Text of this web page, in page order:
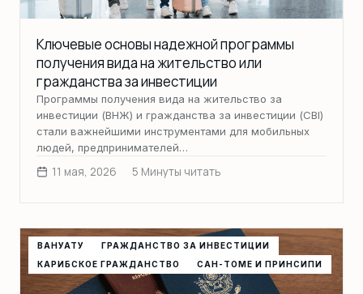
Ключевые основы надежной программы
получения вида на жительство или
гражданства за инвестиции
Программы получения вида на жительство за
инвестиции (ВНЖ) и гражданства за инвестиции (CBI)
стали важнейшими инструментами для мобильных
людей, предпринимателей…
11 мая, 2026 5 Минуты читать
ВАНУАТУ
ГРАЖДАНСТВО ЗА ИНВЕСТИЦИИ
КАРИБСКОЕ ГРАЖДАНСТВО
САН-ТОМЕ И ПРИНСИПИ